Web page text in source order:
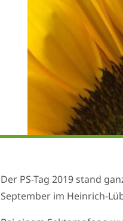
Der PS-Tag 2019 stand
September im Heinrich-